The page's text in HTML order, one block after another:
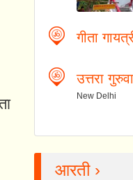
गीता
उत्तरा
New Delhi
आरती ›